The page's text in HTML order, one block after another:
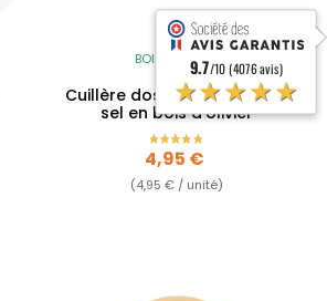
BOIS D'OLIVIER
Cuillère doseuse à épices &
sel en bois d'olivier
Prix
4,95 €
(4,95 € / unité)
9.7/10 (4076 avis)
★★★★★